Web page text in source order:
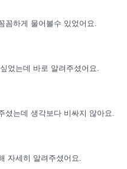
꼼하게 물어볼수 있었어요.
었는데 바로 알려주셨어요.
셨는데 생각보다 비싸지 않아요.
자세히 알려주셨어요.